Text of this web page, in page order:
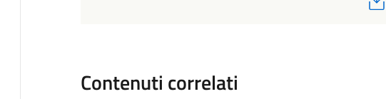
Contenuti correlati